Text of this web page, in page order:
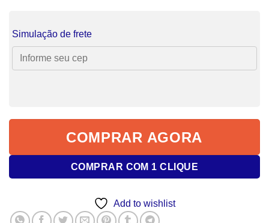
Simulação de frete
COMPRAR AGORA
COMPRAR COM 1 CLIQUE
Add to wishlist